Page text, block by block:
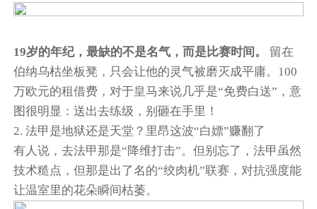
19岁的年纪，最缺的不是名气，而是比赛时间。
留在
伯纳乌枯坐板凳，只会让他的灵气被磨灭成平庸。100
万欧元的租借费，对于皇马来说几乎是“免费白送”，意
图很明显：送出去练级，别砸在手里！
2. 法甲是地狱还是天堂？里昂这波“白嫖”赚翻了
有人说，去法甲那是“降维打击”。但别忘了，法甲虽然
技术糙点，但那是出了名的“绞肉机”联赛，对抗强度能
让温室里的花朵瞬间枯萎。